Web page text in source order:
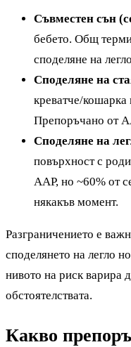
Съвместен сън
бебето. Общ
споделяне на
Споделяне на
креватче/кошарка
Препоръчано от
Споделяне на
повърхност с
AAP, но ~60% от
някакъв момент.
Разграничението е
споделянето на легло
нивото на риск варира
обстоятелствата.
Какво